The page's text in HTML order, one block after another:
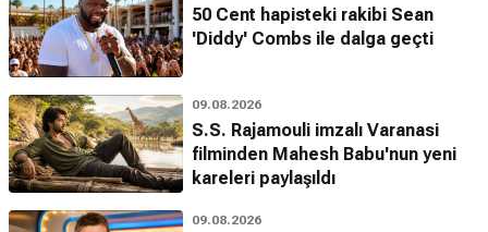
50 Cent hapisteki rakibi Sean
'Diddy' Combs ile dalga geçti
09.08.2026
S.S. Rajamouli imzalı Varanasi
filminden Mahesh Babu'nun yeni
kareleri paylaşıldı
09.08.2026